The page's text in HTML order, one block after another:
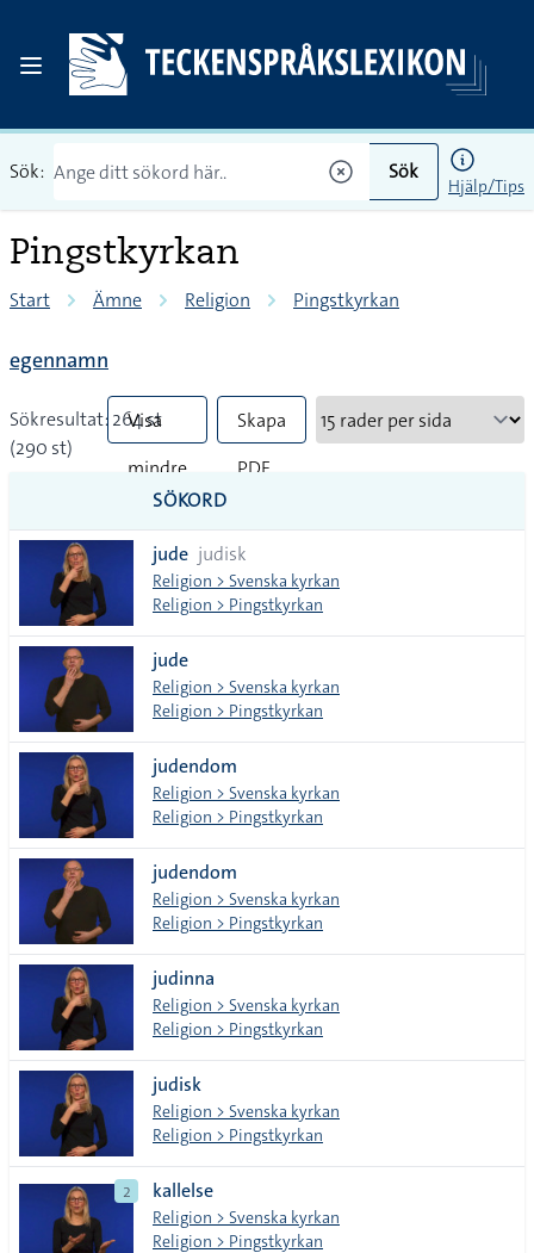
Sök: Sök
Hjälp/Tips
Pingstkyrkan
Start Ämne Religion Pingstkyrkan
egennamn
Sökresultat: 264 st
(290 st)
Visa
mindre
tecken
Skapa
PDF
SÖKORD
jude judisk
Religion > Svenska kyrkan
Religion > Pingstkyrkan
jude
Religion > Svenska kyrkan
Religion > Pingstkyrkan
judendom
Religion > Svenska kyrkan
Religion > Pingstkyrkan
judendom
Religion > Svenska kyrkan
Religion > Pingstkyrkan
judinna
Religion > Svenska kyrkan
Religion > Pingstkyrkan
judisk
Religion > Svenska kyrkan
Religion > Pingstkyrkan
2 kallelse
Religion > Svenska kyrkan
Religion > Pingstkyrkan